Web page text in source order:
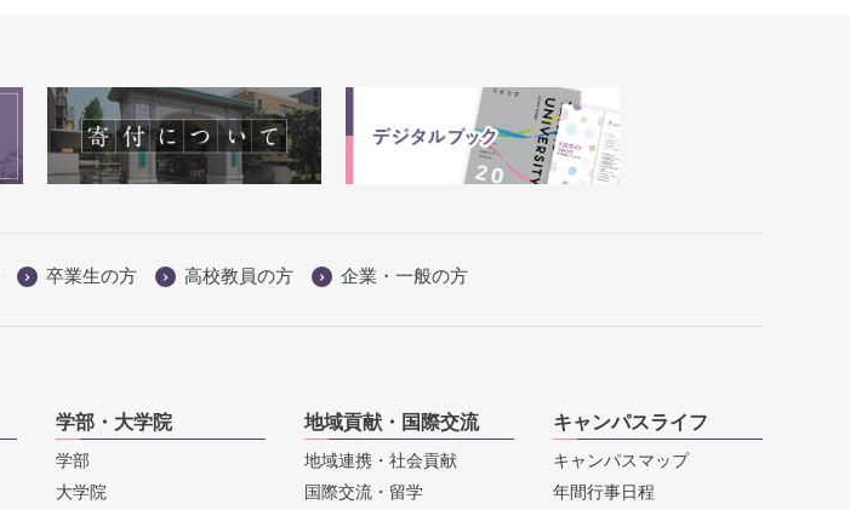
卒業生の方 高校教員の方 企業・一般の方
学部・大学院
学部
大学院
地域貢献・国際交流
地域連携・社会貢献
国際交流・留学
キャンパスライフ
キャンパスマップ
年間行事日程